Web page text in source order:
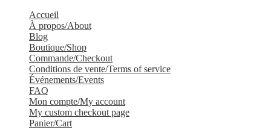
Accueil
À propos/About
Blog
Boutique/Shop
Commande/Checkout
Conditions de vente/Terms of service
Événements/Events
FAQ
Mon compte/My account
My custom checkout page
Panier/Cart